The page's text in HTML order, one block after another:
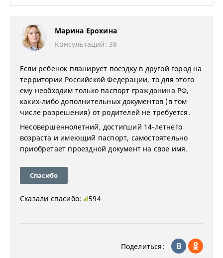
Марина Ерохина
Консультаций: 38
Если ребенок планирует поездку в другой город на
территории Российской Федерации, то для этого
ему необходим только паспорт гражданина РФ,
каких-либо дополнительных документов (в том
числе разрешения) от родителей не требуется.
Несовершеннолетний, достигший 14-летнего
возраста и имеющий паспорт, самостоятельно
приобретает проездной документ на свое имя.
Спасибо
Сказали спасибо: 594
Поделиться: